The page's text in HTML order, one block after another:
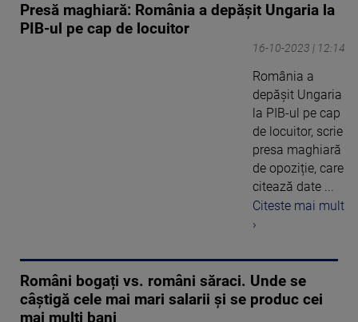
Presă maghiară: România a depășit Ungaria la
PIB-ul pe cap de locuitor
16-10-2023 | 12:14
România a
depășit Ungaria
la PIB-ul pe cap
de locuitor, scrie
presa maghiară
de opoziție, care
citează date ...
Citeste mai mult
›
Români bogați vs. români săraci. Unde se
câștigă cele mai mari salarii și se produc cei
mai mulți bani